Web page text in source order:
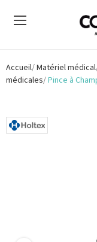
Accueil Matériel médical
médicales Pince à